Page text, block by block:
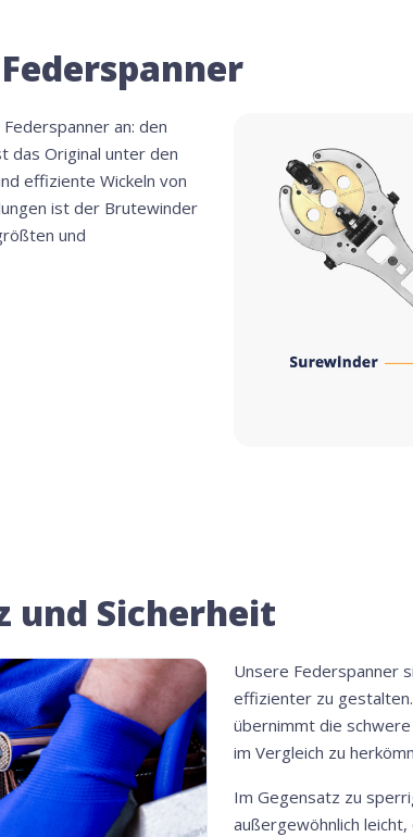
an: den
das Original unter den
effiziente Wickeln von
ist der Brutewinder
und
und Sicherheit
Unsere Federspanner
effizienter zu
übernimmt die
im Vergleich zu
Im Gegensatz zu
außergewöhnlich